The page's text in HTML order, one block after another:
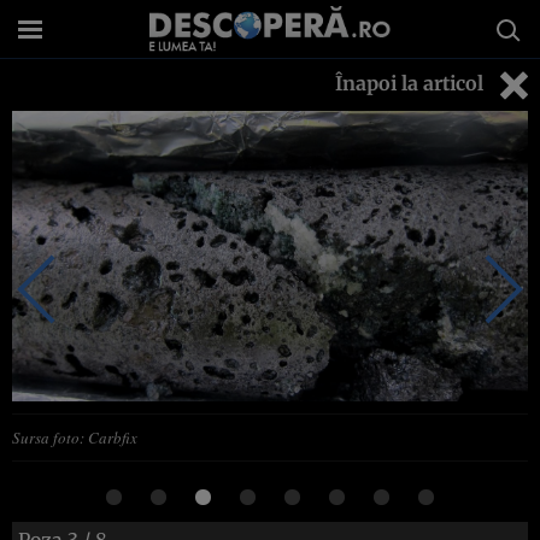
Înapoi la articol
Sursa foto: Carbfix